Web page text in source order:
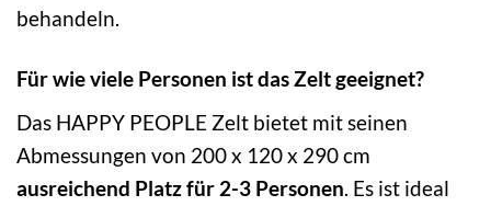
behandeln.
Für wie viele Personen ist das Zelt geeignet?
Das HAPPY PEOPLE Zelt bietet mit seinen
Abmessungen von 200 x 120 x 290 cm
ausreichend Platz für 2-3 Personen. Es ist ideal